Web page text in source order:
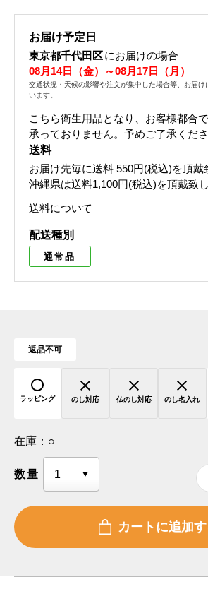
お届け予定日
東京都千代田区にお届けの場合
08月14日（金）～08月17日（月）
交通状況・天候の影響や注文が集中した場合等、お届け
います。
こちら衛生用品となり、お客様都合
承っておりません。予めご了承くださ
送料
お届け先毎に送料 550円(税込)を頂戴
沖縄県は送料1,100円(税込)を頂戴致し
送料について
配送種別
通常品
返品不可
ラッピング のし対応 仏のし対応 のし名入れ
在庫： ○
数量